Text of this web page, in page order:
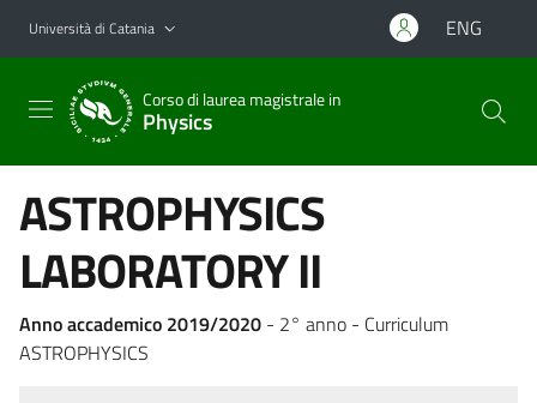
Vai al contenuto principale
Vai al menu di navigazione
Università di Catania ENG
Corso di laurea magistrale in
Physics
ASTROPHYSICS
LABORATORY II
Anno accademico 2019/2020 - 2° anno - Curriculum
ASTROPHYSICS